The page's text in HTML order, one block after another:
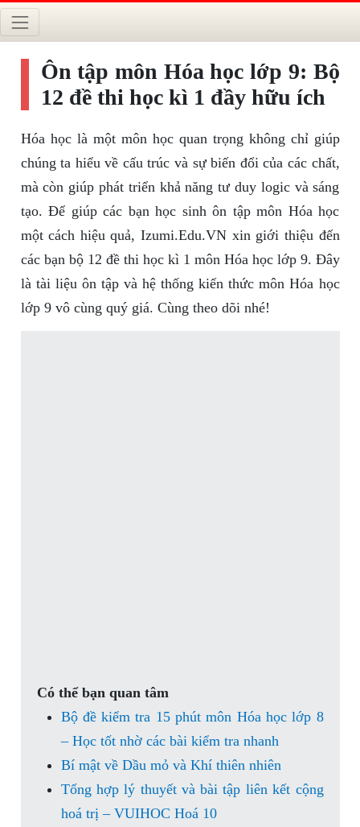
Ôn tập môn Hóa học lớp 9: Bộ
12 đề thi học kì 1 đầy hữu ích
Hóa học là một môn học quan trọng không chỉ giúp
chúng ta hiểu về cấu trúc và sự biến đổi của các chất,
mà còn giúp phát triển khả năng tư duy logic và sáng
tạo. Để giúp các bạn học sinh ôn tập môn Hóa học
một cách hiệu quả, Izumi.Edu.VN xin giới thiệu đến
các bạn bộ 12 đề thi học kì 1 môn Hóa học lớp 9. Đây
là tài liệu ôn tập và hệ thống kiến thức môn Hóa học
lớp 9 vô cùng quý giá. Cùng theo dõi nhé!
Có thể bạn quan tâm
Bộ đề kiểm tra 15 phút môn Hóa học lớp 8
– Học tốt nhờ các bài kiểm tra nhanh
Bí mật về Dầu mỏ và Khí thiên nhiên
Tổng hợp lý thuyết và bài tập liên kết cộng
hoá trị – VUIHOC Hoá 10